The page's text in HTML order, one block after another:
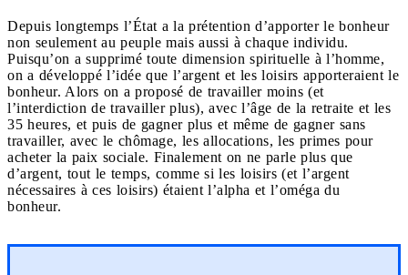
Depuis longtemps l’État a la prétention d’apporter le bonheur
non seulement au peuple mais aussi à chaque individu.
Puisqu’on a supprimé toute dimension spirituelle à l’homme,
on a développé l’idée que l’argent et les loisirs apporteraient le
bonheur. Alors on a proposé de travailler moins (et
l’interdiction de travailler plus), avec l’âge de la retraite et les
35 heures, et puis de gagner plus et même de gagner sans
travailler, avec le chômage, les allocations, les primes pour
acheter la paix sociale. Finalement on ne parle plus que
d’argent, tout le temps, comme si les loisirs (et l’argent
nécessaires à ces loisirs) étaient l’alpha et l’oméga du
bonheur.